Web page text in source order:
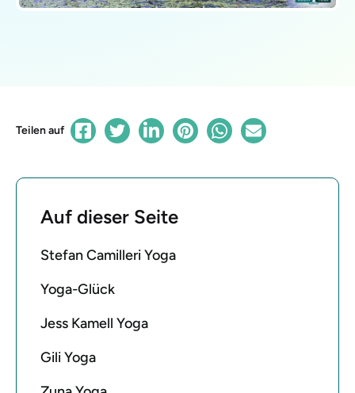
Teilen auf
Auf dieser Seite
Stefan Camilleri Yoga
Yoga-Glück
Jess Kamell Yoga
Gili Yoga